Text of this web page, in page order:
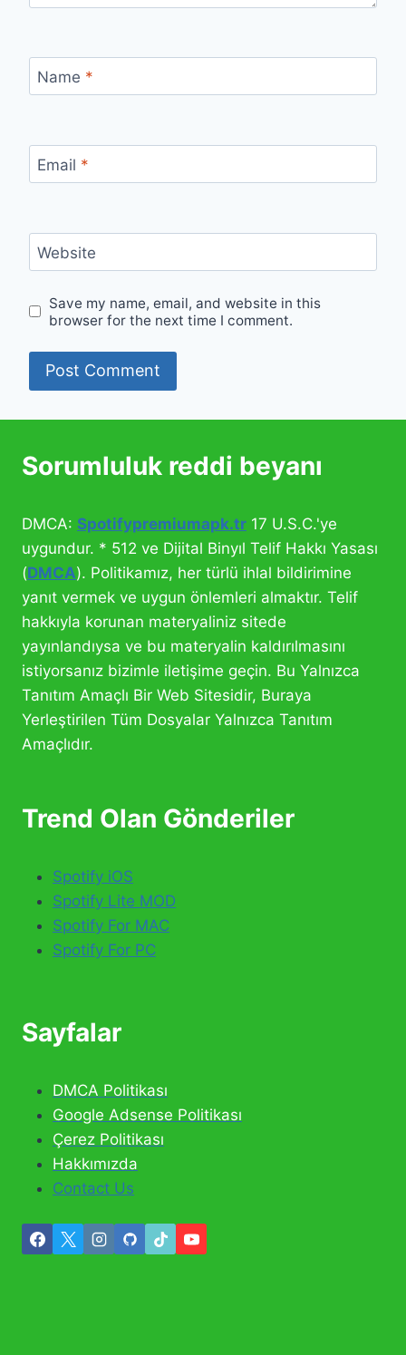
Name *
Email *
Website
Save my name, email, and website in this
browser for the next time I comment.
Sorumluluk reddi beyanı
DMCA: Spotifypremiumapk.tr 17 U.S.C.'ye
uygundur. * 512 ve Dijital Binyıl Telif Hakkı Yasası
(DMCA). Politikamız, her türlü ihlal bildirimine
yanıt vermek ve uygun önlemleri almaktır. Telif
hakkıyla korunan materyaliniz sitede
yayınlandıysa ve bu materyalin kaldırılmasını
istiyorsanız bizimle iletişime geçin. Bu Yalnızca
Tanıtım Amaçlı Bir Web Sitesidir, Buraya
Yerleştirilen Tüm Dosyalar Yalnızca Tanıtım
Amaçlıdır.
Trend Olan Gönderiler
Spotify iOS
Spotify Lite MOD
Spotify For MAC
Spotify For PC
Sayfalar
DMCA Politikası
Google Adsense Politikası
Çerez Politikası
Hakkımızda
Contact Us